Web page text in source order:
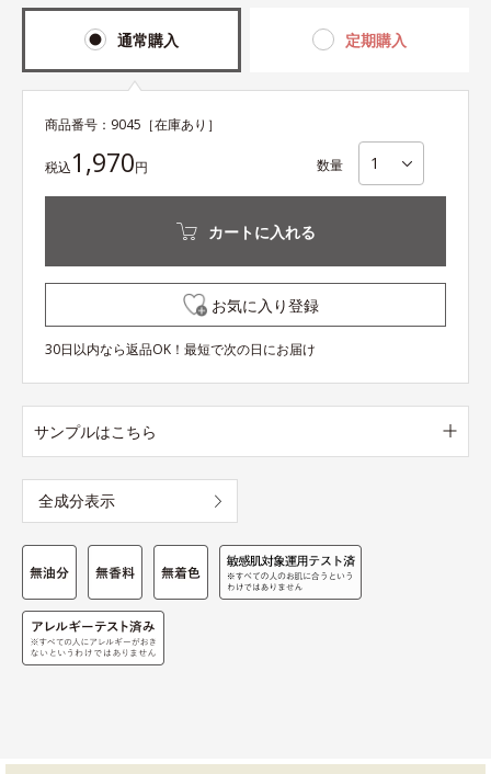
通常購入 定期購入
商品番号： 9045 ［在庫あり］
税込1,970円 数量
カートに入れる
お気に入り登録
30日以内なら返品OK！最短で次の日にお届け
サンプルはこちら
全成分表示